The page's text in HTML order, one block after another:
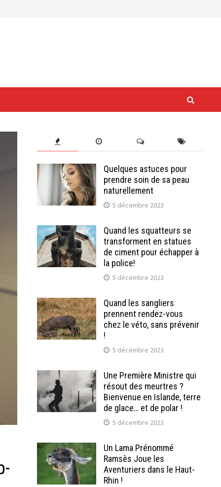
Quelques astuces pour
prendre soin de sa peau
naturellement
5 décembre 2023
Quand les squatteurs se
transforment en statues
de ciment pour échapper à
la police!
5 décembre 2023
Quand les sangliers
prennent rendez-vous
chez le véto, sans prévenir
!
5 décembre 2023
Une Première Ministre qui
résout des meurtres ?
Bienvenue en Islande, terre
de glace… et de polar !
5 décembre 2023
Un Lama Prénommé
Ramsès Joue les
Aventuriers dans le Haut-
Rhin !